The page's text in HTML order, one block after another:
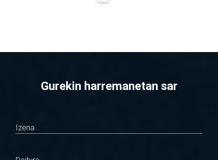
Gurekin harremanetan sar
Izena